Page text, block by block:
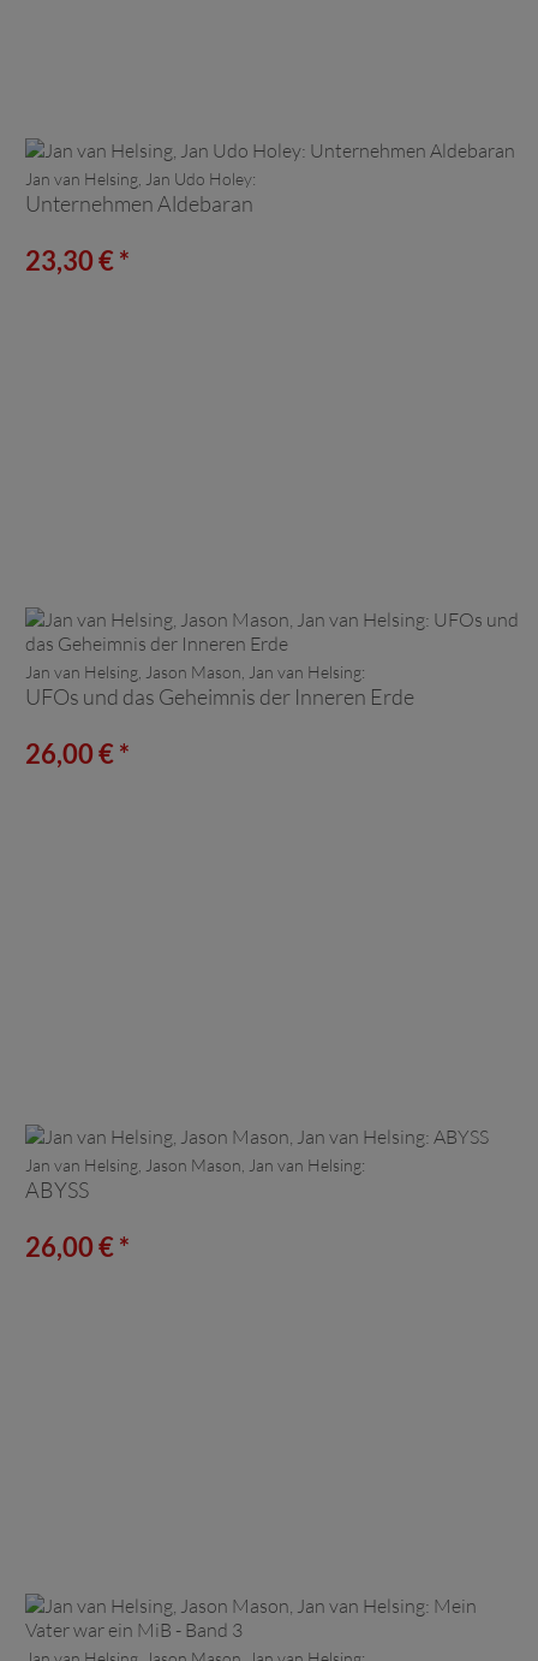
Jan van Helsing, Jan Udo Holey:
Unternehmen Aldebaran
23,30 € *
Jan van Helsing, Jason Mason, Jan van Helsing:
UFOs und das Geheimnis der Inneren Erde
26,00 € *
Jan van Helsing, Jason Mason, Jan van Helsing:
ABYSS
26,00 € *